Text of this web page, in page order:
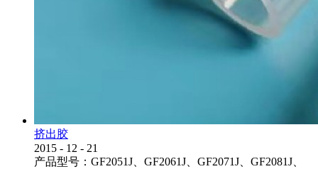
挤出胶
2015 - 12 - 21
产品型号：GF2051J、GF2061J、GF2071J、GF2081J、